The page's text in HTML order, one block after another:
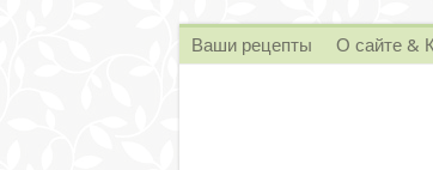
Ваши рецепты О сайте &